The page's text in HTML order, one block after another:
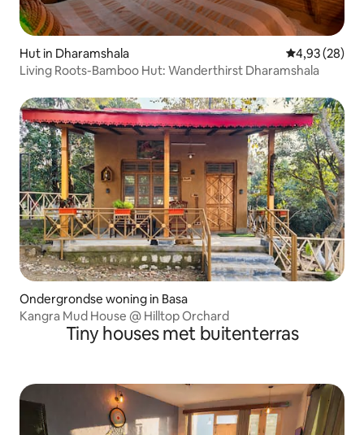
Hut in Dharamshala Gemiddelde
4,93 (28)
Living Roots-Bamboo Hut: Wanderthirst Dharamshala
Ondergrondse woning in Basa
Kangra Mud House @ Hilltop Orchard
Tiny houses met buitenterras